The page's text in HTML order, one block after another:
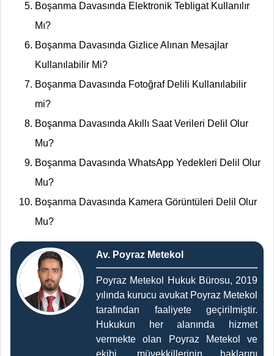
Boşanma Davasında Elektronik Tebligat Kullanılır
Mı?
Boşanma Davasında Gizlice Alınan Mesajlar
Kullanılabilir Mi?
Boşanma Davasında Fotoğraf Delili Kullanılabilir
mi?
Boşanma Davasında Akıllı Saat Verileri Delil Olur
Mu?
Boşanma Davasında WhatsApp Yedekleri Delil Olur
Mu?
Boşanma Davasında Kamera Görüntüleri Delil Olur
Mu?
Av. Poyraz Metekol
Poyraz Metekol Hukuk Bürosu, 2019
yılında kurucu avukat Poyraz Metekol
tarafından faaliyete geçirilmiştir.
Hukukun her alanında hizmet
vermekte olan Poyraz Metekol ve